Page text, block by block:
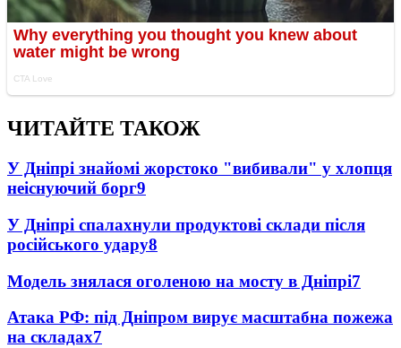
ЧИТАЙТЕ ТАКОЖ
У Дніпрі знайомі жорстоко "вибивали" у хлопця
неіснуючий борг9
У Дніпрі спалахнули продуктові склади після
російського удару8
Модель знялася оголеною на мосту в Дніпрі7
Атака РФ: під Дніпром вирує масштабна пожежа
на складах7